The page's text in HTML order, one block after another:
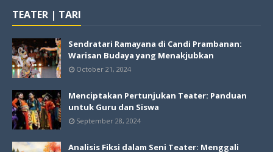
TEATER | TARI
Sendratari Ramayana di Candi Prambanan:
Warisan Budaya yang Menakjubkan
October 21, 2024
Menciptakan Pertunjukan Teater: Panduan
untuk Guru dan Siswa
September 28, 2024
Analisis Fiksi dalam Seni Teater: Menggali